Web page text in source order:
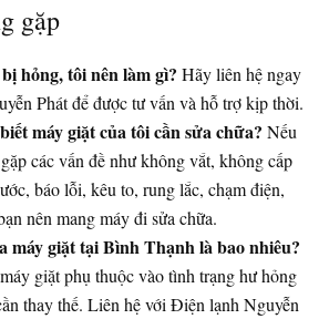
gặp
hỏng, tôi nên làm gì? Hãy liên hệ ngay
Phát để được tư vấn và hỗ trợ kịp thời.
máy giặt của tôi cần sửa chữa? Nếu
các vấn đề như không vắt, không cấp
báo lỗi, kêu to, rung lắc, chạm điện,
nên mang máy đi sửa chữa.
máy giặt tại Bình Thạnh là bao nhiêu?
giặt phụ thuộc vào tình trạng hư hỏng
thay thế. Liên hệ với Điện lạnh Nguyễn